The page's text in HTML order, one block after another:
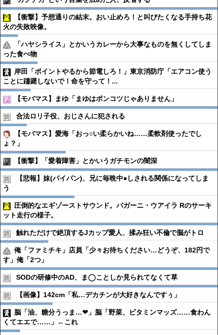
【衝撃】予想通りの結末。おい止めろ！と叫びたくなる手持ち花
火の失敗映像。
「ハヤシライス」とかいうカレーから大事なものを無くしてしま
った食べ物
岸田「ポイントやるから節電しろ！」東京消防庁「エアコン使う
ことに躊躇しないで！命を守って！...
【モバマス】まゆ「まゆはポンコツじゃありません」
合法ロリ子役、おじさんに犯される
【モバマス】愛海「おっ○い柔らかいね……柔軟剤使ったでし
ょ？」
【衝撃】「愛着障害」とかいうガチモンの闇深
【悲報】妹(パイパン)、兄に毎晩中●︎しされる関係になってしま
う
圧倒的なエギゾーストサウンド。パガーニ・ウアイラ Rのサーキ
ット走行の様子。
触れただけで絶頂するJカップ愛人、揉み狂い不倫で脳がトロ
俺「ファミチキ」店員「少々お待ちください…どうぞ、182円で
す」俺「2つ」
SODの研修中のAD、ま◯ことしか見られてなくて草
【画像】142cm「私…デカチンが大好きなんですぅ」
脳「油、糖分うっま…❤」脳「野菜、ビタミンマッズ……食わん
くてエエで……」←これ